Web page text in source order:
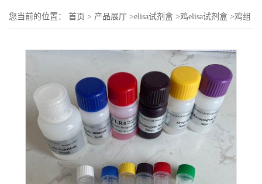
您当前的位置： 首页 > 产品展厅 >elisa试剂盒 >鸡elisa试剂盒 >鸡组